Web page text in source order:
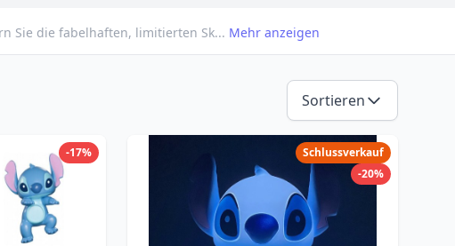
Sie die fabelhaften, limitierten Sk... Mehr anzeigen
Sortieren
-17%
Schlussverkauf
-20%